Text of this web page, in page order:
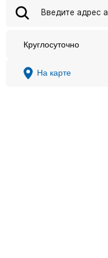
Круглосуточно
На карте